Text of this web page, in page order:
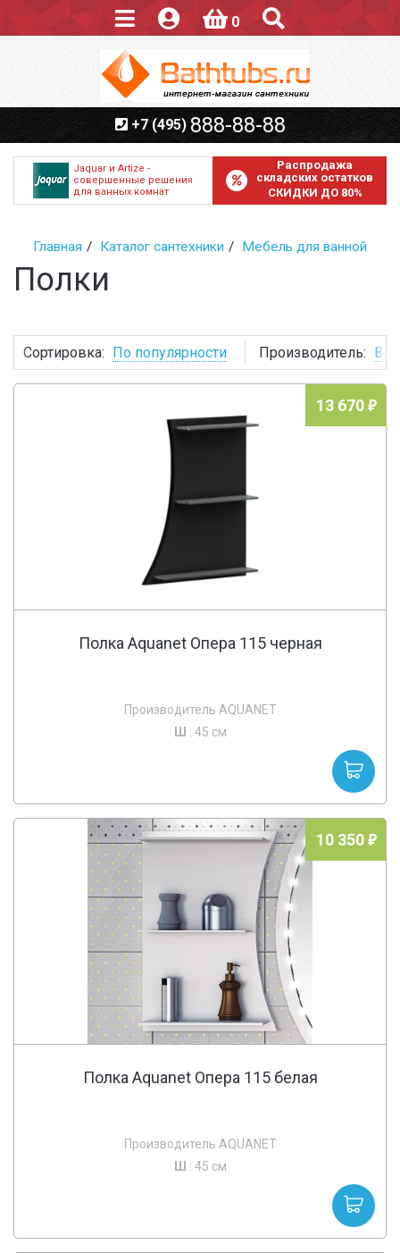
0
+7 (495) 888-88-88
Распродажа
складских остатков
СКИДКИ ДО 80%
Jaquar и Artize -
совершенные решения
для ванных комнат
Главная Каталог сантехники Мебель для ванной
Полки
Сортировка: По популярности Производитель: Все
13 670
Полка Aquanet Опера 115 черная
Производитель AQUANET
Ш : 45 см
10 350
Полка Aquanet Опера 115 белая
Производитель AQUANET
Ш : 45 см